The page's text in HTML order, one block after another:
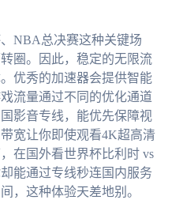
NBA总决赛这种关键场
圈。因此，稳定的无限流
优秀的加速器会提供智能
流量通过不同的优化通道
影音专线，能优先保障视
宽让你即使观看4K超高清
在国外看世界杯比利时 vs
能通过专线秒连国内服务
，这种体验天差地别。